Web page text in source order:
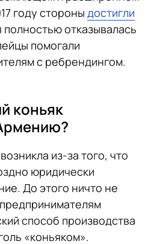
году стороны достигли
полностью отказывалась
помогали
с ребрендингом.
коньяк
из-за того, что
юридически
До этого ничто не
способ производства
«коньяком».